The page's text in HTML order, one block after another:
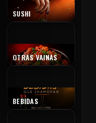
S
SUSHI
O
OTRAS VAINAS
B
BEBIDAS